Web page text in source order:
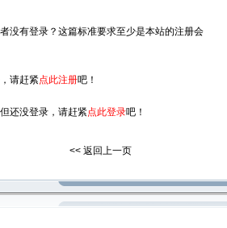
没有登录？这篇标准要求至少是本站的注册会
请赶紧点此注册吧！
还没登录，请赶紧点此登录吧！
<< 返回上一页